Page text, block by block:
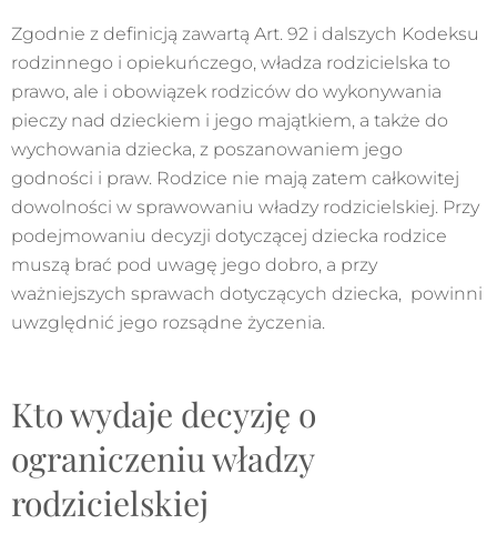
Zgodnie z definicją zawartą Art. 92 i dalszych Kodeksu
rodzinnego i opiekuńczego, władza rodzicielska to
prawo, ale i obowiązek rodziców do wykonywania
pieczy nad dzieckiem i jego majątkiem, a także do
wychowania dziecka, z poszanowaniem jego
godności i praw. Rodzice nie mają zatem całkowitej
dowolności w sprawowaniu władzy rodzicielskiej. Przy
podejmowaniu decyzji dotyczącej dziecka rodzice
muszą brać pod uwagę jego dobro, a przy
ważniejszych sprawach dotyczących dziecka, powinni
uwzględnić jego rozsądne życzenia.
Kto wydaje decyzję o
ograniczeniu władzy
rodzicielskiej